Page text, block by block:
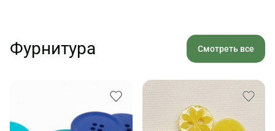
Фурнитура Смотреть все